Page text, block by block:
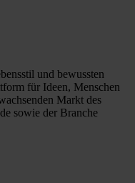
und bewussten
für Ideen, Menschen
Markt des
sowie der Branche